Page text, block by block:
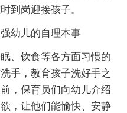
到岗迎接孩子。
幼儿的自理本事
、饮食等各方面习惯的
手，教育孩子洗好手之
，保育员们向幼儿介绍
，让他们能愉快、安静